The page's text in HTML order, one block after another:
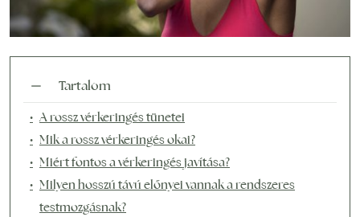
Tartalom
A rossz vérkeringés tünetei
Mik a rossz vérkeringés okai?
Miért fontos a vérkeringés javítása?
Milyen hosszú távú előnyei vannak a rendszeres
testmozgásnak?